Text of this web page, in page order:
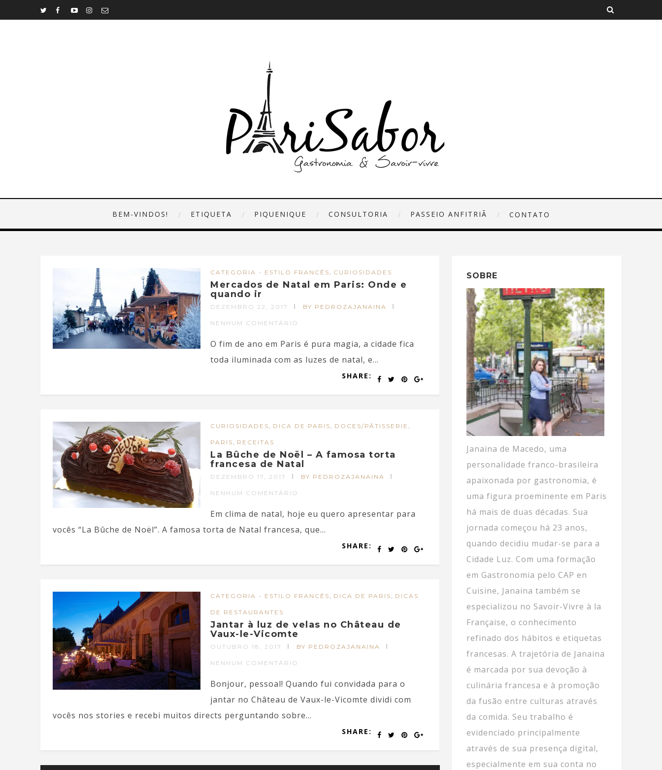
BEM-VINDOS! ETIQUETA PIQUENIQUE CONSULTORIA PASSEIO ANFITRIÃ CONTATO
CATEGORIA - ESTILO FRANCÊS , CURIOSIDADES
Mercados de Natal em Paris: Onde e
quando ir
DEZEMBRO 22, 2017 BY PEDROZAJANAINA
NENHUM COMENTÁRIO
O fim de ano em Paris é pura magia, a cidade fica
toda iluminada com as luzes de natal, e...
SHARE:
CURIOSIDADES , DICA DE PARIS , DOCES/PÂTISSERIE ,
PARIS , RECEITAS
La Bûche de Noël – A famosa torta
francesa de Natal
DEZEMBRO 17, 2017 BY PEDROZAJANAINA
NENHUM COMENTÁRIO
Em clima de natal, hoje eu quero apresentar para
vocês “La Bûche de Noël”. A famosa torta de Natal francesa, que...
SHARE:
CATEGORIA - ESTILO FRANCÊS , DICA DE PARIS , DICAS
DE RESTAURANTES
Jantar à luz de velas no Château de
Vaux-le-Vicomte
OUTUBRO 18, 2017 BY PEDROZAJANAINA
NENHUM COMENTÁRIO
Bonjour, pessoal! Quando fui convidada para o
jantar no Château de Vaux-le-Vicomte dividi com
vocês nos stories e recebi muitos directs perguntando sobre...
SHARE:
SOBRE
Janaina de Macedo, uma
personalidade franco-brasileira
apaixonada por gastronomia, é
uma figura proeminente em Paris
há mais de duas décadas. Sua
jornada começou há 23 anos,
quando decidiu mudar-se para a
Cidade Luz. Com uma formação
em Gastronomia pelo CAP en
Cuisine, Janaina também se
especializou no Savoir-Vivre à la
Française, o conhecimento
refinado dos hábitos e etiquetas
francesas. A trajetória de Janaina
é marcada por sua devoção à
culinária francesa e à promoção
da fusão entre culturas através
da comida. Seu trabalho é
evidenciado principalmente
através de sua presença digital,
especialmente em sua conta no